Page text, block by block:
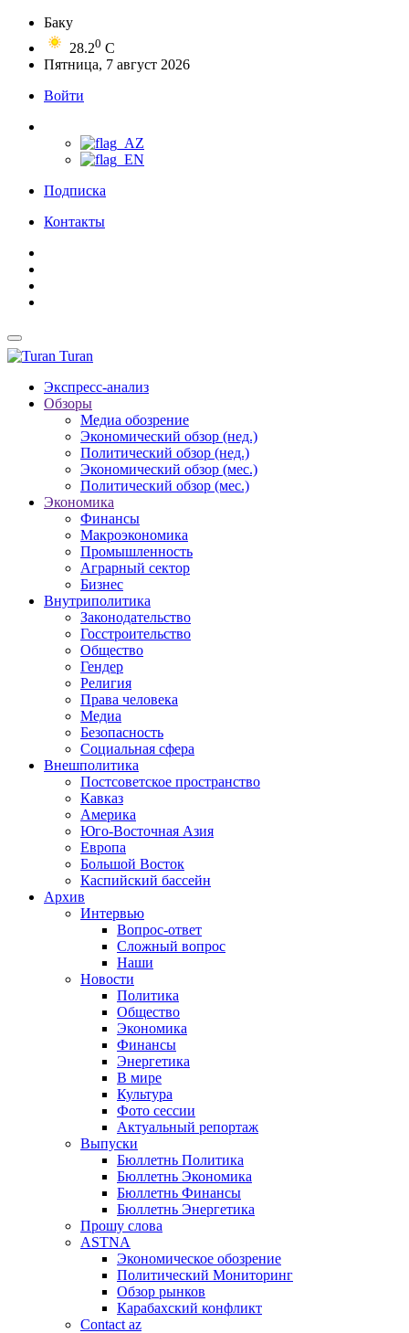
Баку
28.20 C
Пятница, 7 август 2026
Войти
Подписка
Контакты
Turan
Экспресс-анализ
Обзоры
Медиа обозрение
Экономический обзор (нед.)
Политический обзор (нед.)
Экономический обзор (мес.)
Политический обзор (мес.)
Экономика
Финансы
Макроэкономика
Промышленность
Аграрный сектор
Бизнес
Внутриполитика
Законодательство
Госстроительство
Общество
Гендер
Религия
Права человека
Медиа
Безопасность
Социальная сфера
Внешполитика
Постсоветское пространство
Кавказ
Америка
Юго-Восточная Азия
Европа
Большой Восток
Каспийский бассейн
Архив
Интервью
Вопрос-ответ
Сложный вопрос
Наши
Новости
Политика
Общество
Экономика
Финансы
Энергетика
В мире
Культура
Фото сессии
Актуальный репортаж
Выпуски
Бюллетнь Политика
Бюллетнь Экономика
Бюллетнь Финансы
Бюллетнь Энергетика
Прошу слова
ASTNA
Экономическое обозрение
Политический Мониторинг
Обзор рынков
Карабахский конфликт
Contact az